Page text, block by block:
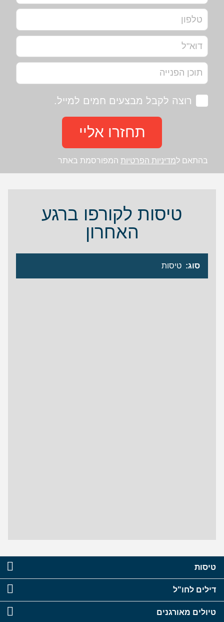
רוצה לקבל מבצעים חמים למייל.
תחזרו אליי
בהתאם למדיניות הפרטיות המפורסמת באתר
טיסות לקורפו ברגע
האחרון
סוג
טיסות
דילים לחו"ל
טיולים מאורגנים